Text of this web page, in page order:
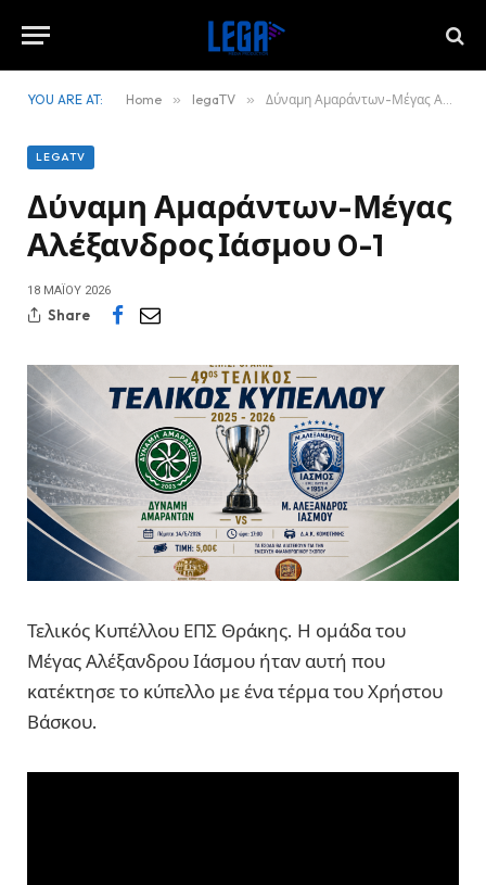
YOU ARE AT: Home » legaTV » Δύναμη Αμαράντων-Μέγας Αλέξανδρος Ιάσμου 0-1
LEGATV
Δύναμη Αμαράντων-Μέγας
Αλέξανδρος Ιάσμου 0-1
18 ΜΑΪ́ΟΥ 2026
Share
Τελικός Κυπέλλου ΕΠΣ Θράκης. Η ομάδα του
Μέγας Αλέξανδρου Ιάσμου ήταν αυτή που
κατέκτησε το κύπελλο με ένα τέρμα του Χρήστου
Βάσκου.